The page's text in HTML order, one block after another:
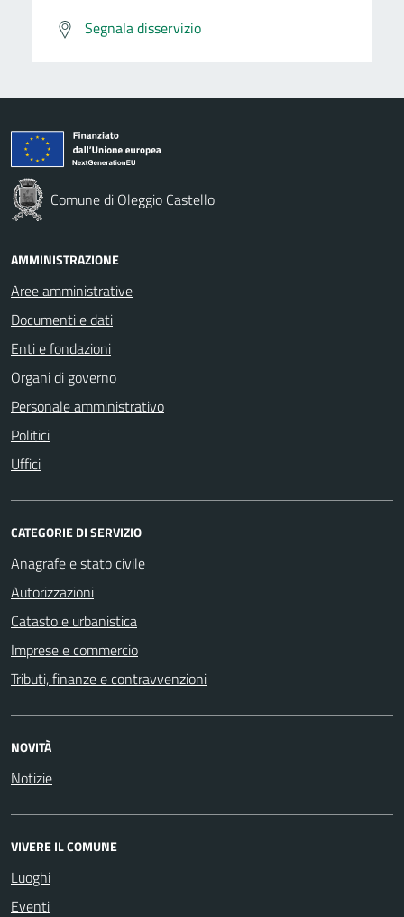
Segnala disservizio
Comune di Oleggio Castello
AMMINISTRAZIONE
Aree amministrative
Documenti e dati
Enti e fondazioni
Organi di governo
Personale amministrativo
Politici
Uffici
CATEGORIE DI SERVIZIO
Anagrafe e stato civile
Autorizzazioni
Catasto e urbanistica
Imprese e commercio
Tributi, finanze e contravvenzioni
NOVITÀ
Notizie
VIVERE IL COMUNE
Luoghi
Eventi